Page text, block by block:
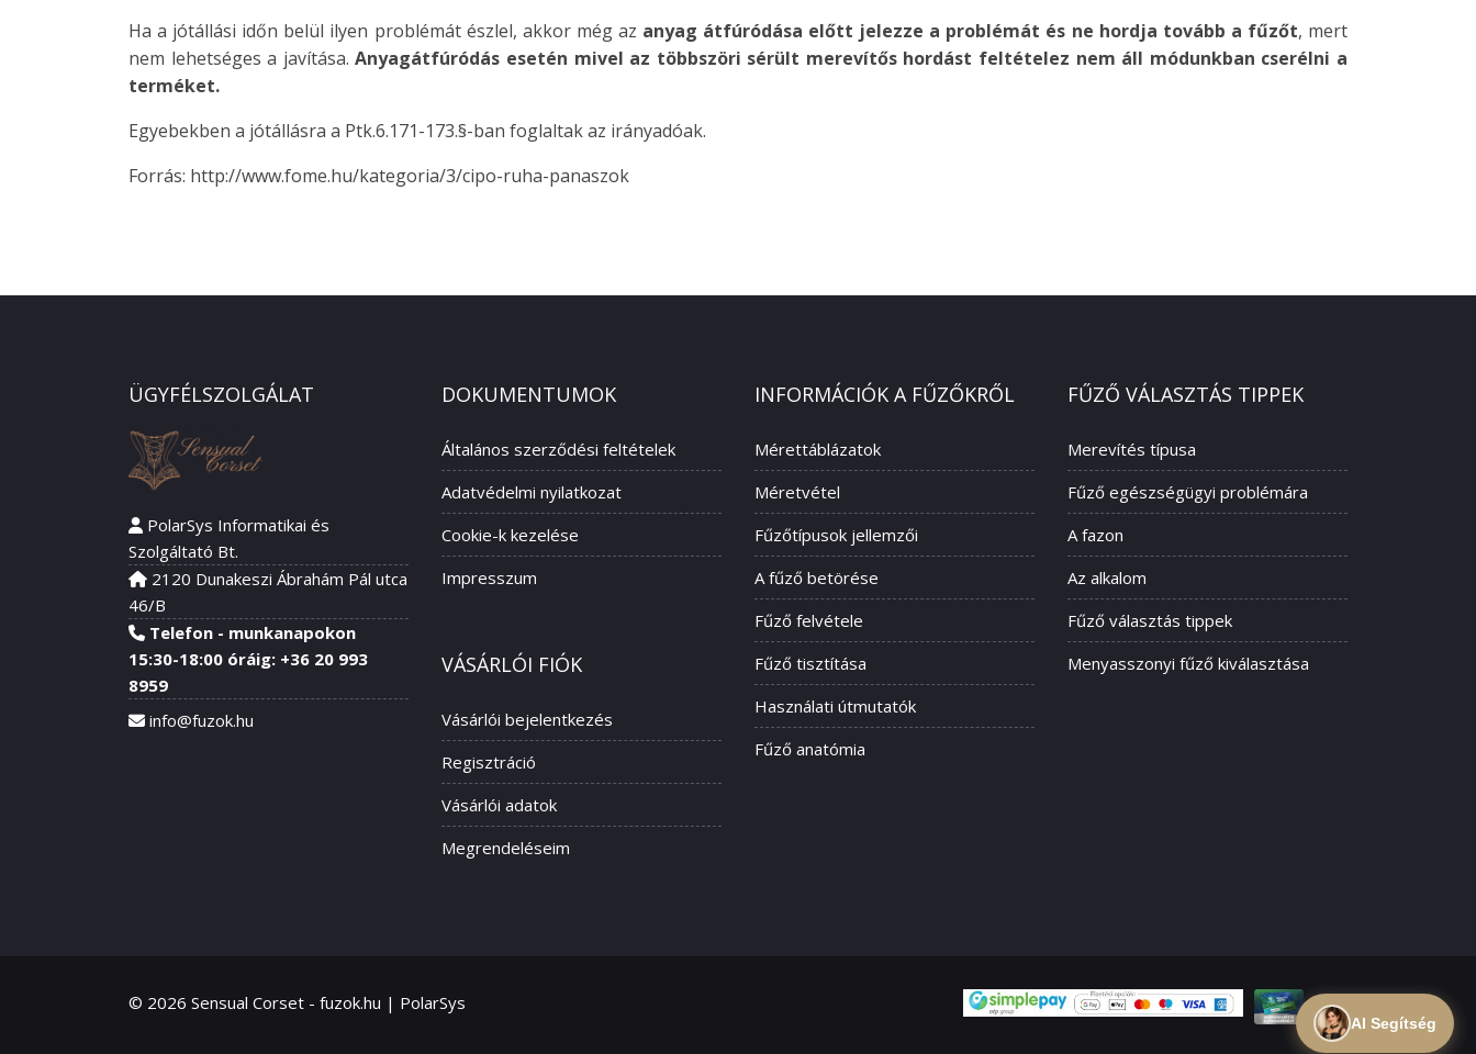
Ha a jótállási időn belül ilyen problémát észlel, akkor még az anyag átfúródása előtt jelezze a problémát és ne hordja tovább a fűzőt, mert
nem lehetséges a javítása.Anyagátfúródás esetén mivel az többszöri sérült merevítős hordást feltételez nem áll módunkban cserélni a
terméket.
Egyebekben a jótállásra a Ptk.6.171-173.§-ban foglaltak az irányadóak.
Forrás: http://www.fome.hu/kategoria/3/cipo-ruha-panaszok
ÜGYFÉLSZOLGÁLAT
PolarSys Informatikai és
Szolgáltató Bt.
2120 Dunakeszi Ábrahám Pál utca
46/B
Telefon - munkanapokon
15:30-18:00 óráig: +36 20 993
8959
info@fuzok.hu
DOKUMENTUMOK
Általános szerződési feltételek
Adatvédelmi nyilatkozat
Cookie-k kezelése
Impresszum
VÁSÁRLÓI FIÓK
Vásárlói bejelentkezés
Regisztráció
Vásárlói adatok
Megrendeléseim
INFORMÁCIÓK A FŰZŐKRŐL
Mérettáblázatok
Méretvétel
Fűzőtípusok jellemzői
A fűző betörése
Fűző felvétele
Fűző tisztítása
Használati útmutatók
Fűző anatómia
FŰZŐ VÁLASZTÁS TIPPEK
Merevítés típusa
Fűző egészségügyi problémára
A fazon
Az alkalom
Fűző választás tippek
Menyasszonyi fűző kiválasztása
© 2026 Sensual Corset - fuzok.hu | PolarSys
AI Segítség